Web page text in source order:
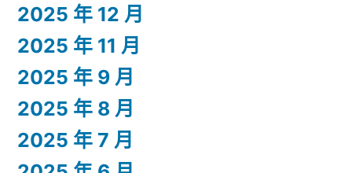
2025 年 12 月
2025 年 11 月
2025 年 9 月
2025 年 8 月
2025 年 7 月